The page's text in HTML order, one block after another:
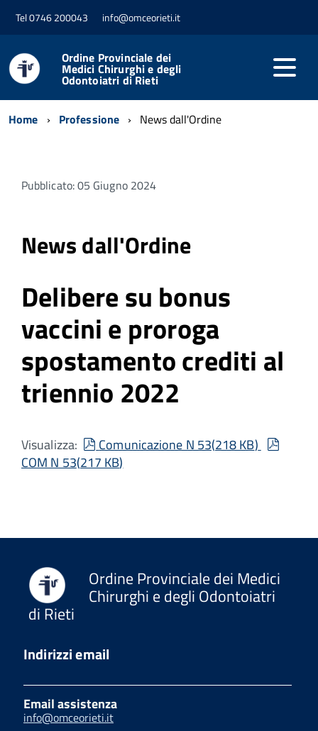
Tel 0746 200043 info@omceorieti.it
Ordine Provinciale dei
Medici Chirurghi e degli
Odontoiatri di Rieti
Home Professione News dall'Ordine
Pubblicato: 05 Giugno 2024
News dall'Ordine
Delibere su bonus
vaccini e proroga
spostamento crediti al
triennio 2022
Visualizza: pdf
Comunicazione N 53(218 KB)
pdf
COM N 53(217 KB)
Ordine Provinciale dei Medici
Chirurghi e degli Odontoiatri
di Rieti
Indirizzi email
Email assistenza
info@omceorieti.it